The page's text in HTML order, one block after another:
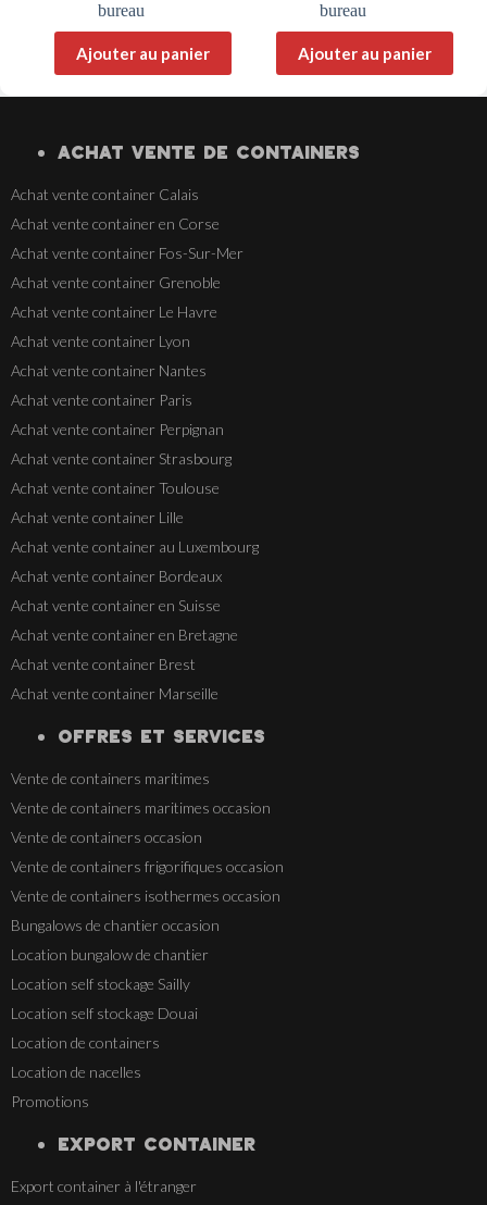
bureau
Ajouter au panier
bureau
Ajouter au panier
ACHAT VENTE DE CONTAINERS
Achat vente container Calais
Achat vente container en Corse
Achat vente container Fos-Sur-Mer
Achat vente container Grenoble
Achat vente container Le Havre
Achat vente container Lyon
Achat vente container Nantes
Achat vente container Paris
Achat vente container Perpignan
Achat vente container Strasbourg
Achat vente container Toulouse
Achat vente container Lille
Achat vente container au Luxembourg
Achat vente container Bordeaux
Achat vente container en Suisse
Achat vente container en Bretagne
Achat vente container Brest
Achat vente container Marseille
OFFRES ET SERVICES
Vente de containers maritimes
Vente de containers maritimes occasion
Vente de containers occasion
Vente de containers frigorifiques occasion
Vente de containers isothermes occasion
Bungalows de chantier occasion
Location bungalow de chantier
Location self stockage Sailly
Location self stockage Douai
Location de containers
Location de nacelles
Promotions
EXPORT CONTAINER
Export container à l'étranger